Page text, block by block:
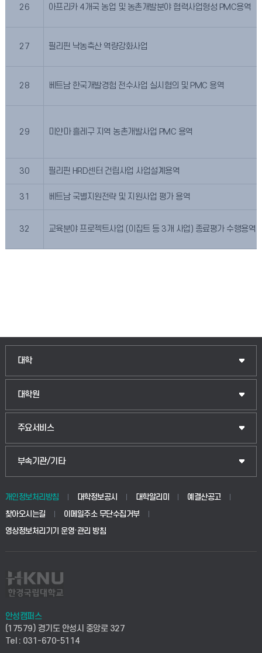
26 아프리카 4개국 농업 및 농촌개발분야 협력사업형성 PMC용역
27 필리핀 낙농축산 역량강화사업
28 베트남 한국개발경험 전수사업 실시협의 및 PMC 용역
29 미얀마 흘레구 지역 농촌개발사업 PMC 용역
30 필리핀 HRD센터 건립사업 사업설계용역
31 베트남 국별지원전략 및 지원사업 평가 용역
32 교육분야 프로젝트사업 (이집트 등 3개 사업) 종료평가 수행용역
대학
인문융합공공인재학부
법경영학부
생명공학부
사회안전시스템공학부
컴퓨터응용수학부
대학원
일반대학원
산업대학원
공공정책대학원
교육대학원
주요서비스
입학안내
웹메일
학사시스템(전문학사 및 전공심화)
사이버캠퍼스(전문학사 및 전공심화)
시설바로처리서비스
연구실안전관리시스템
부속기관/기타
중앙도서관
학생생활관(안성)
산학협력단
취업지원센터
창업지원센터
개인정보처리방침 대학정보공시 대학알리미
예결산공고
찾아오시는길
이메일주소 무단수집거부
영상정보처리기기 운영·관리 방침
안성캠퍼스
(17579) 경기도 안성시 중앙로 327
Tel : 031-670-5114